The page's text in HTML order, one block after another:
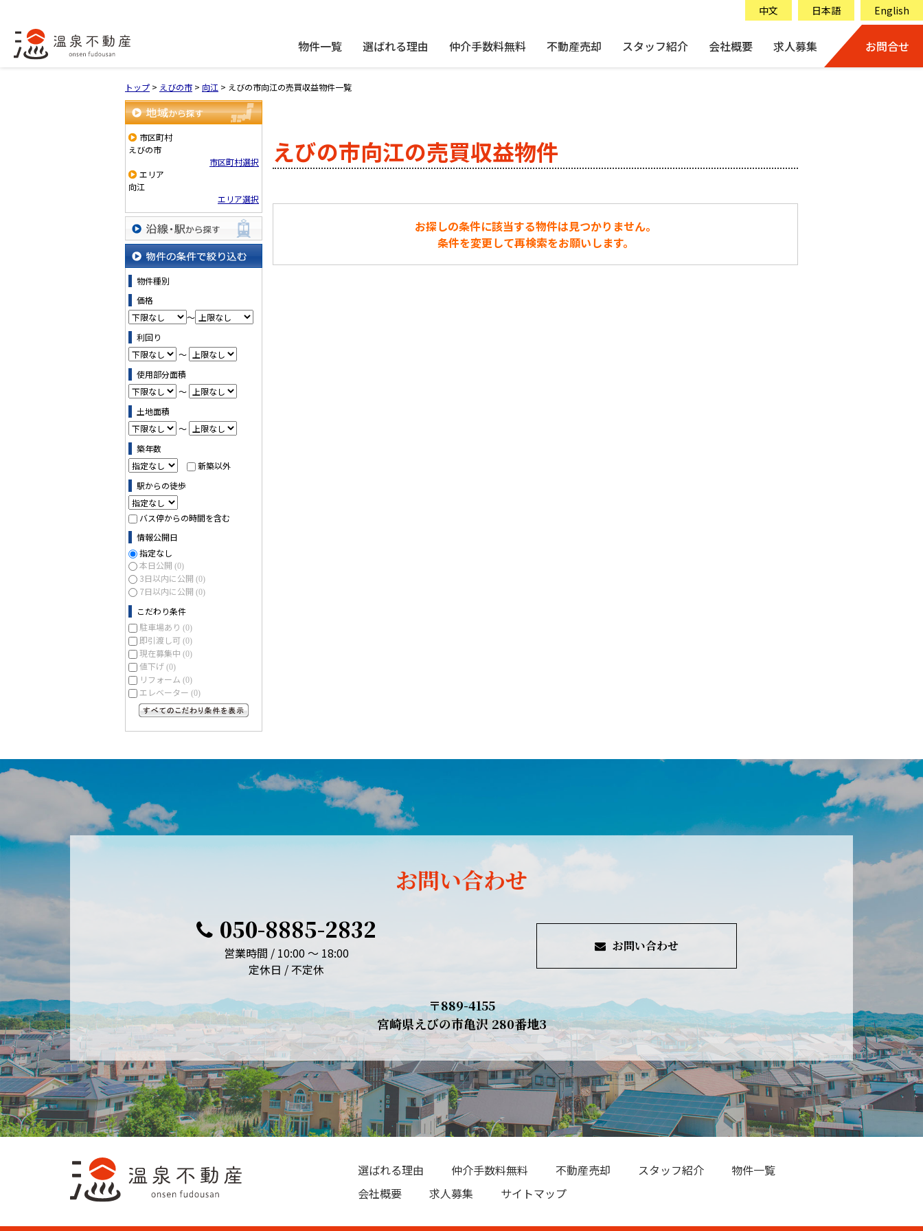
中文 日本語 English
物件一覧 選ばれる理由 仲介手数料無料 不動産売却 スタッフ紹介 会社概要 求人募集 お問合せ
トップ > えびの市 > 向江 > えびの市向江の売買収益物件一覧
地域から探す
市区町村
えびの市
市区町村選択
エリア
向江
エリア選択
沿線・駅から探す
物件の条件で絞り込む
物件種別
価格
～
利回り
～
使用部分面積
～
土地面積
～
築年数
新築以外
駅からの徒歩
バス停からの時間を含む
情報公開日
指定なし
本日公開 (0)
3日以内に公開 (0)
7日以内に公開 (0)
こだわり条件
駐車場あり (0)
即引渡し可 (0)
現在募集中 (0)
値下げ (0)
リフォーム (0)
エレベーター (0)
えびの市向江の売買収益物件
お探しの条件に該当する物件は見つかりません。
条件を変更して再検索をお願いします。
お問い合わせ
050-8885-2832
営業時間 / 10:00 ～ 18:00
定休日 / 不定休
お問い合わせ
〒889-4155
宮崎県えびの市亀沢 280番地3
選ばれる理由 仲介手数料無料 不動産売却 スタッフ紹介
物件一覧
会社概要
求人募集 サイトマップ